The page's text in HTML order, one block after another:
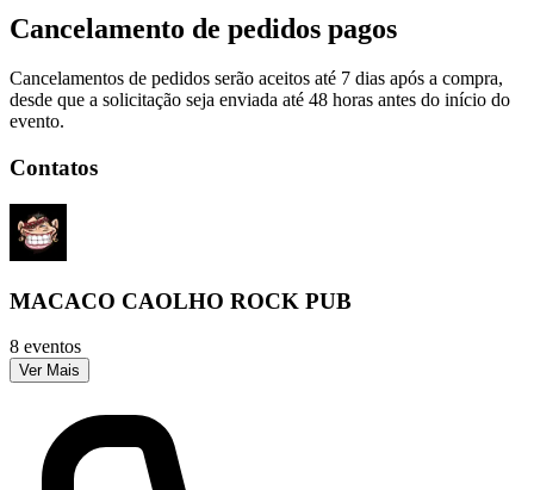
Cancelamento de pedidos pagos
Cancelamentos de pedidos serão aceitos até 7 dias após a compra,
desde que a solicitação seja enviada até 48 horas antes do início do
evento.
Contatos
MACACO CAOLHO ROCK PUB
8 eventos
Ver Mais